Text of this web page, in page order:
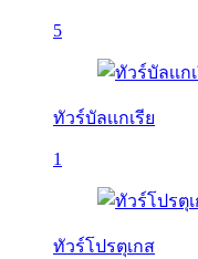
5
ทัวร์บัลเเกเรีย
1
ทัวร์โปรตุเกส